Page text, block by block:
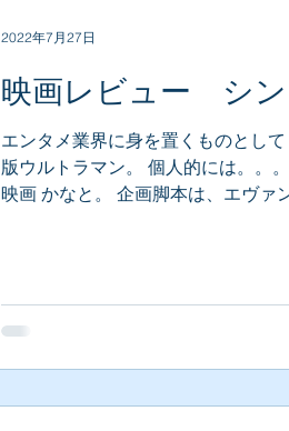
映画レビュー シン
マン
エンタメ業界に身を置くものとし
版ウルトラマン。 個人的には。。
映画 かなと。 企画脚本は、エヴァ
2022年7月27日